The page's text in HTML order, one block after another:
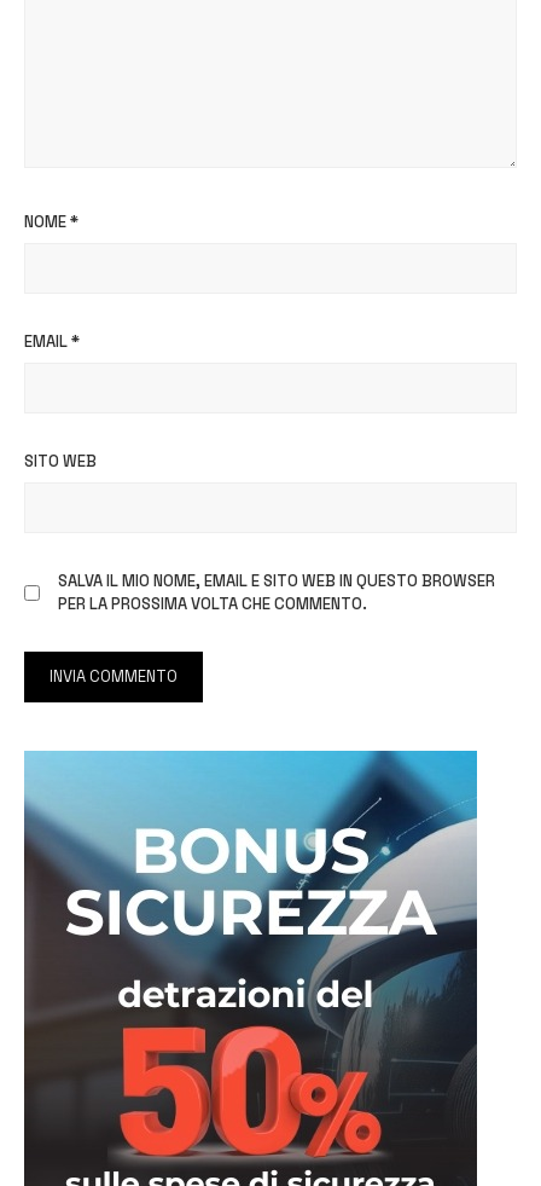
NOME*
EMAIL*
SITO WEB
SALVA IL MIO NOME, EMAIL E SITO WEB IN QUESTO BROWSER
PER LA PROSSIMA VOLTA CHE COMMENTO.